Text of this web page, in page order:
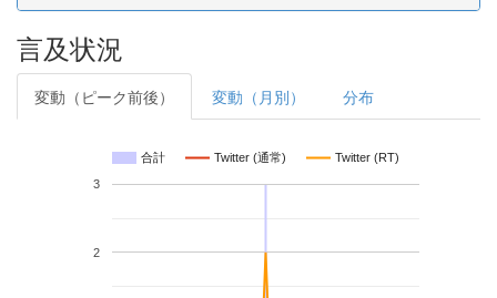
言及状況
変動（ピーク前後） 変動（月別） 分布
合計 Twitter (通常) Twitter (RT)
2
3